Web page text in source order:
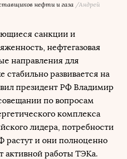
нефти и газа /Андрей
санкции и
нефтегазовая
направления для
стабильно развивается на
президент РФ Владимир
по вопросам
комплекса
лидера, потребности
растут и они полноценно
активной работы ТЭКа.